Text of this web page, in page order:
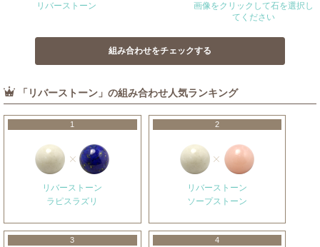
リバーストーン
画像をクリックして石を選択し
てください
「リバーストーン」の組み合わせ人気ランキング
1
リバーストーン
ラピスラズリ
2
リバーストーン
ソープストーン
3 4